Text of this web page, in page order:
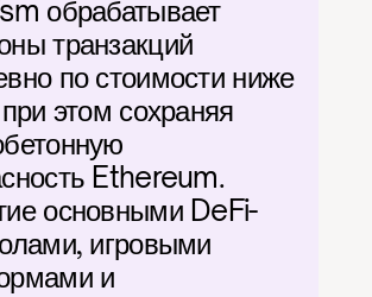
обрабатывает
транзакций
по стоимости ниже
этом сохраняя
Ethereum.
основными DeFi-
игровыми
и